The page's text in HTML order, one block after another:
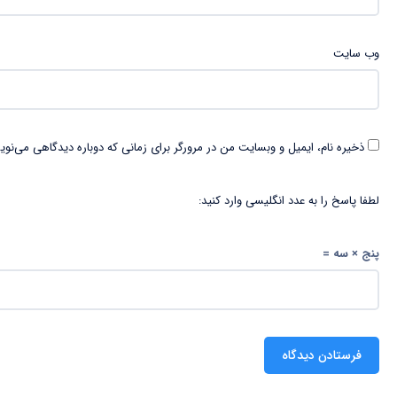
وب‌ سایت
ذخیره نام، ایمیل و وبسایت من در مرورگر برای زمانی که دوباره دیدگاهی
لطفا پاسخ را به عدد انگلیسی وارد کنید:
پنج × سه =